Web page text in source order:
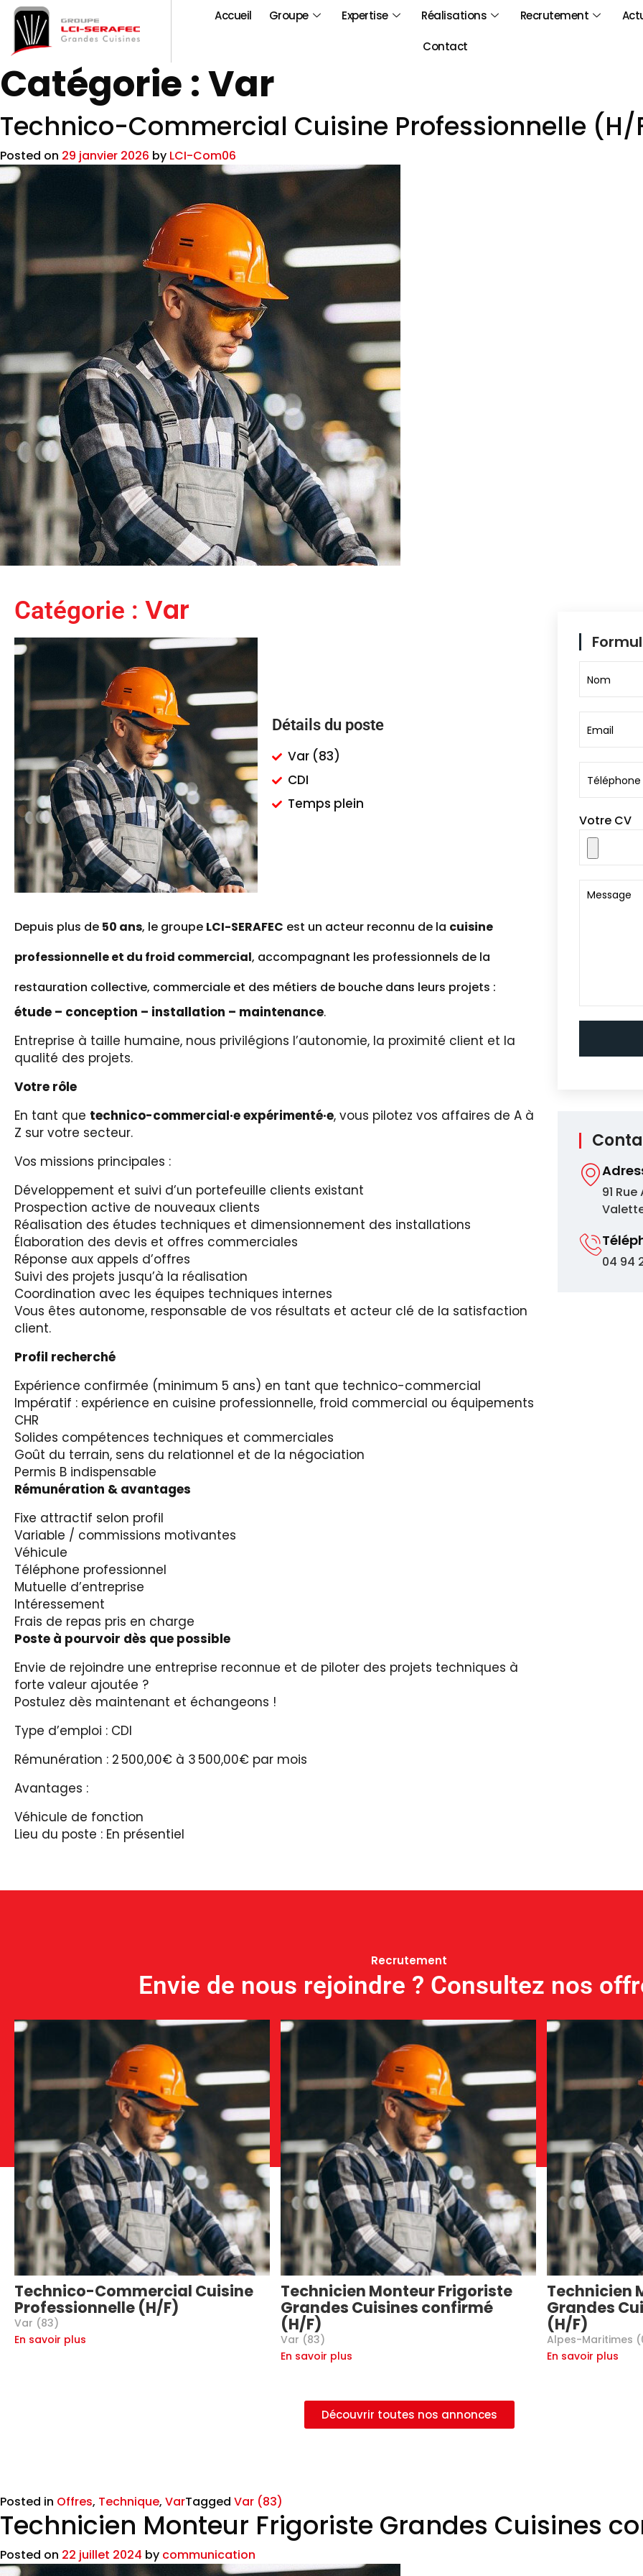
Accueil Groupe Expertise Réalisations Recrutement
Contact
Catégorie :Var
Technico-Commercial Cuisine Professionnelle (H/
Posted on 29 janvier 2026 by LCI-Com06
Catégorie : Var
Détails du poste
Var (83)
CDI
Temps plein
Depuis plus de 50 ans, le groupe LCI-SERAFEC est un acteur reconnu de la cuisine
professionnelle et du froid commercial, accompagnant les professionnels de la
restauration collective, commerciale et des métiers de bouche dans leurs projets :
étude – conception – installation – maintenance.
Entreprise à taille humaine, nous privilégions l’autonomie, la proximité client et la
qualité des projets.
Votre rôle
En tant que technico-commercial·e expérimenté·e, vous pilotez vos affaires de A à
Z sur votre secteur.
Vos missions principales :
Développement et suivi d’un portefeuille clients existant
Prospection active de nouveaux clients
Réalisation des études techniques et dimensionnement des installations
Élaboration des devis et offres commerciales
Réponse aux appels d’offres
Suivi des projets jusqu’à la réalisation
Coordination avec les équipes techniques internes
Vous êtes autonome, responsable de vos résultats et acteur clé de la satisfaction
client.
Profil recherché
Expérience confirmée (minimum 5 ans) en tant que technico-commercial
Impératif : expérience en cuisine professionnelle, froid commercial ou équipements
CHR
Solides compétences techniques et commerciales
Goût du terrain, sens du relationnel et de la négociation
Permis B indispensable
Rémunération & avantages
Fixe attractif selon profil
Variable / commissions motivantes
Véhicule
Téléphone professionnel
Mutuelle d’entreprise
Intéressement
Frais de repas pris en charge
Poste à pourvoir dès que possible
Envie de rejoindre une entreprise reconnue et de piloter des projets techniques à
forte valeur ajoutée ?
Postulez dès maintenant et échangeons !
Type d’emploi : CDI
Rémunération : 2 500,00€ à 3 500,00€ par mois
Avantages :
Véhicule de fonction
Lieu du poste : En présentiel
Votre CV
91
04 94
Recrutement
Envie de nous rejoindre ? Consultez nos
Technico-Commercial Cuisine
Professionnelle (H/F)
Var (83)
En savoir plus
Technicien Monteur Frigoriste
Grandes Cuisines confirmé
(H/F)
Var (83)
En savoir plus
Technicien
Grandes
(H/F)
Alpes-Maritimes
En savoir plus
Découvrir toutes nos annonces
Posted in Offres, Technique, VarTagged Var (83)
Technicien Monteur Frigoriste Grandes Cuisines
Posted on 22 juillet 2024 by communication